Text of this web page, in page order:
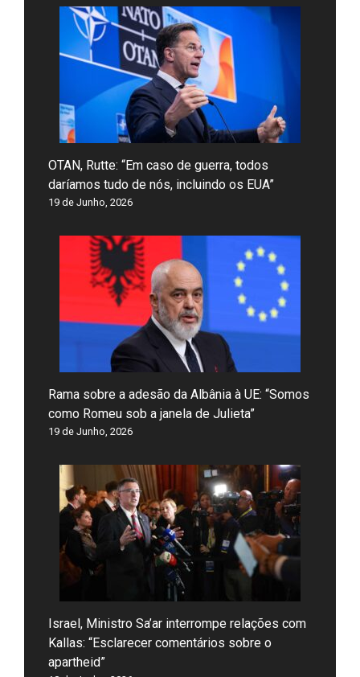
OTAN, Rutte: “Em caso de guerra, todos
daríamos tudo de nós, incluindo os EUA”
19 de Junho, 2026
Rama sobre a adesão da Albânia à UE: “Somos
como Romeu sob a janela de Julieta”
19 de Junho, 2026
Israel, Ministro Sa’ar interrompe relações com
Kallas: “Esclarecer comentários sobre o
apartheid”